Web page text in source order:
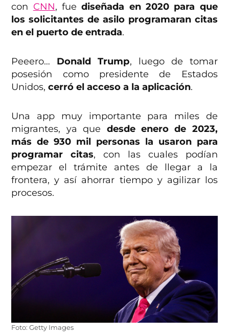
con CNN, fuediseñada en 2020 para que
los solicitantes de asilo programaran citas
en el puerto de entrada.
Peeero… Donald Trump, luego de tomar
posesión como presidente de Estados
Unidos,cerró el acceso a la aplicación.
Una app muy importante para miles de
migrantes, ya que desde enero de 2023,
más de 930 mil personas la usaron para
programar citas, con las cuales podían
empezar el trámite antes de llegar a la
frontera, y así ahorrar tiempo y agilizar los
procesos.
Foto: Getty Images